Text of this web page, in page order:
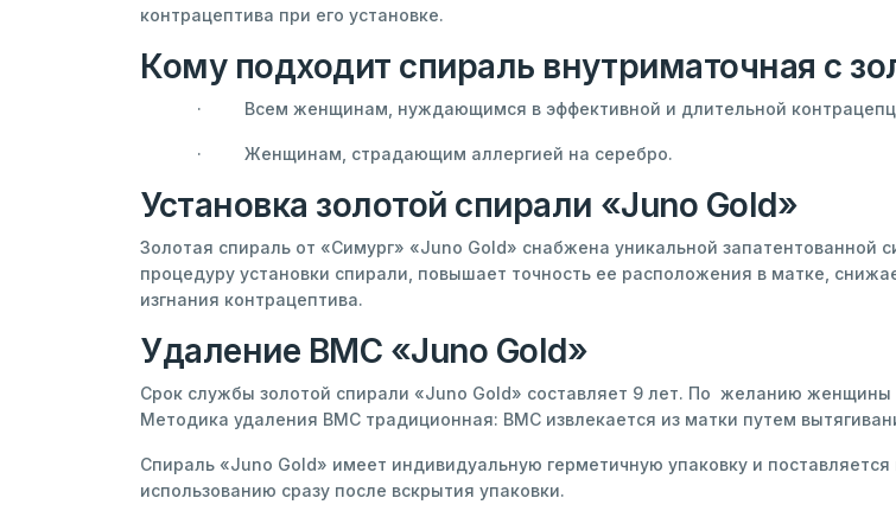
контрацептива при его установке.
Кому подходит спираль внутриматочная с
· Всем женщинам, нуждающимся в эффективной и длительной
· Женщинам, страдающим аллергией на серебро.
Установка золотой спирали «Juno Gold»
Золотая спираль от «Симург» «Juno Gold» снабжена уникальной запатентованной
процедуру установки спирали, повышает точность ее расположения в матке,
изгнания контрацептива.
Удаление ВМС «Juno Gold»
Срок службы золотой спирали «Juno Gold» составляет 9 лет. По желанию
Методика удаления ВМС традиционная: ВМС извлекается из матки путем
Спираль «Juno Gold» имеет индивидуальную герметичную упаковку и
использованию сразу после вскрытия упаковки.